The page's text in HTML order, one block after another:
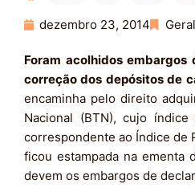
dezembro 23, 2014 Geral
Foram acolhidos
correção dos depósitos de
encaminha pelo direito
Nacional (BTN), cujo
correspondente ao Índice de
ficou estampada na ementa
devem os embargos de